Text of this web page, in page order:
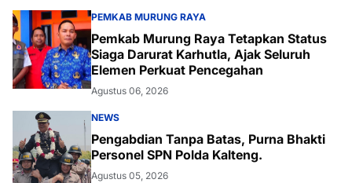
PEMKAB MURUNG RAYA
Pemkab Murung Raya Tetapkan Status
Siaga Darurat Karhutla, Ajak Seluruh
Elemen Perkuat Pencegahan
Agustus 06, 2026
NEWS
Pengabdian Tanpa Batas, Purna Bhakti
Personel SPN Polda Kalteng.
Agustus 05, 2026